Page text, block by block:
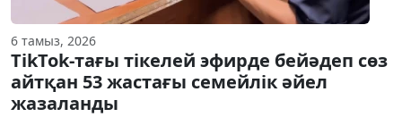
6 тамыз, 2026
TikTok-тағы тікелей эфирде бейәдеп сөз
айтқан 53 жастағы семейлік әйел
жазаланды